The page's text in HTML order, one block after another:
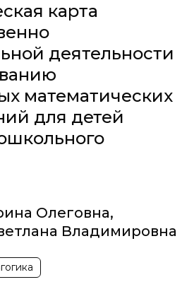
карта
деятельности
математических
для детей
Олеговна,
Владимировна